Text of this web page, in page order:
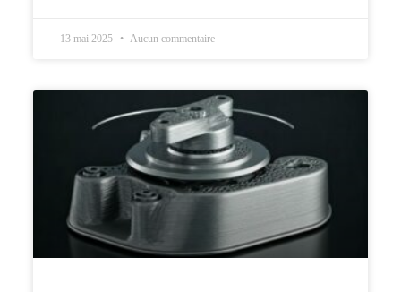
13 mai 2025 Aucun commentaire